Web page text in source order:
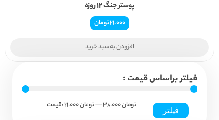
پوستر جنگ ۱۲ روزه
21.000تومان
افزودن به سبد خرید
فیلتر براساس قیمت :
حداقل
حداکثر
فیلتر
قیمت: 21.000 تومان— 38.000 تومان